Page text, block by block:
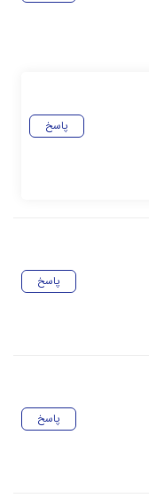
پاسخ
پاسخ
پاسخ